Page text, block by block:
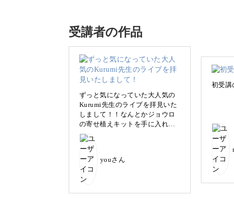
「多肉植物は可愛いけど、どうすればい
「自己流で寄せ植えしたけど、上手くで
このような方に向けて、多肉植物の寄
チャーしていきます。
実際に小さな寄せ植えをしながら、苗
ン。
ぜひKurumi先生と一緒に、はじめての
受講者の作品
ずっと気になっていた大人気の
Kurumi先生のライブを拝見いた
しまして！！なんとかジョウロ
の寄せ植えキットを手に入れる
ことができたので、初めて多肉
の寄せ植えにチャレンジしてみ
ました〜🪴ドギマギしました
が、アーカイブを残してくださ
っていましたので、何度も見直
しながら安心して植えられたの
では？！と思っております😅先
youさん
初受講